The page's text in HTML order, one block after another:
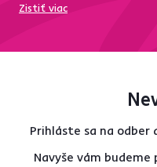
Zistiť viac
Prihláste sa na
Navyše vám